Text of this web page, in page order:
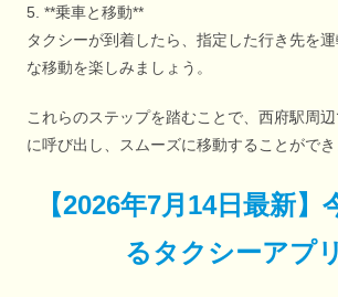
5. **乗車と移動**
タクシーが到着したら、指定した行き先を
な移動を楽しみましょう。
これらのステップを踏むことで、西府駅周
に呼び出し、スムーズに移動することができ
【2026年7月14日最新】
るタクシーアプ